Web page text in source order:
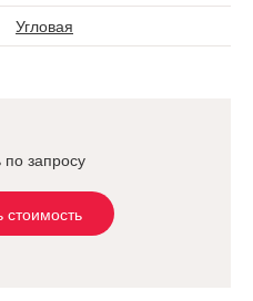
Угловая
запросу
стоимость